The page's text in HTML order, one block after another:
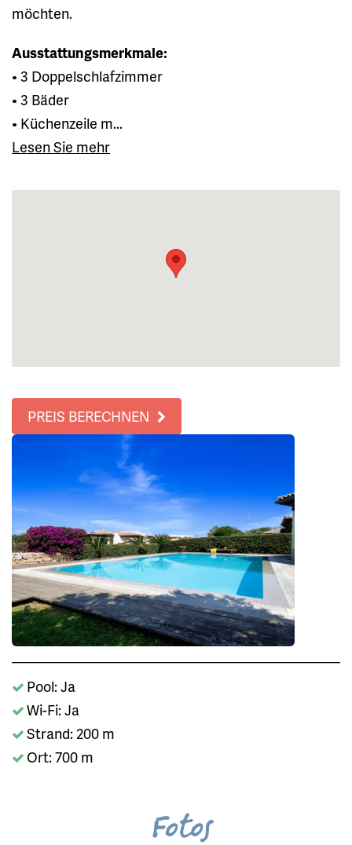
möchten.
Ausstattungsmerkmale:
• 3 Doppelschlafzimmer
• 3 Bäder
• Küchenzeile m...
Lesen Sie mehr
PREIS BERECHNEN
Pool: Ja
Wi-Fi: Ja
Strand: 200 m
Ort: 700 m
Fotos